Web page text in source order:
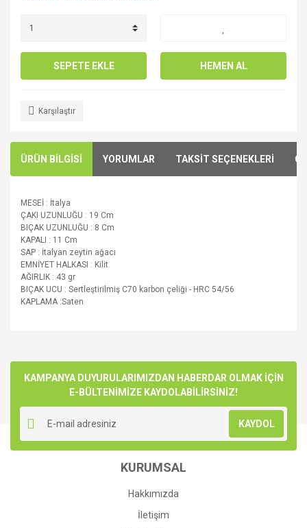
SEPETE EKLE HEMEN AL
Karşılaştır
ÜRÜN BİLGİSİ YORUMLAR TAKSİT SEÇENEKLERİ
MESEİ : İtalya
ÇAKI UZUNLUĞU : 19 Cm
BIÇAK UZUNLUĞU : 8 Cm
KAPALI : 11 Cm
SAP : İtalyan zeytin ağacı
EMNİYET HALKASI : Kilit
AĞIRLIK : 43 gr
BIÇAK UCU : Sertleştirilmiş C70 karbon çeliği - HRC 54/56
KAPLAMA :Saten
Yorum Yaz
kullanarak tarafımıza iletebilirsiniz.
Görüş ve önerileriniz için teşekkür ederiz.
Ürün resmi kalitesiz, bozuk veya görüntülenemiyor.
Ürün açıklamasında eksik bilgiler bulunuyor.
Ürün bilgilerinde hatalar bulunuyor.
Ürün fiyatı diğer sitelerden daha pahalı.
KAMPANYA DUYURULARIMIZDAN HABERDAR OLMAK İÇİN
E-BÜLTENİMİZE KAYDOLABİLİRSİNİZ!
KAYDOL
KURUMSAL
Hakkımızda
İletişim